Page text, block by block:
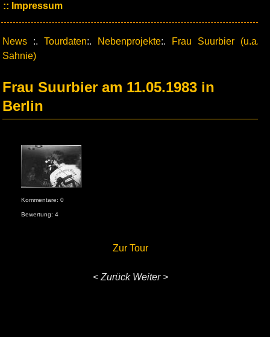
Impressum
News :. Tourdaten:. Nebenprojekte:.
Frau Suurbier (u.a.
Sahnie)
Frau Suurbier am 11.05.1983 in
Berlin
Kommentare: 0
Bewertung: 4
Zur Tour
< Zurück Weiter >